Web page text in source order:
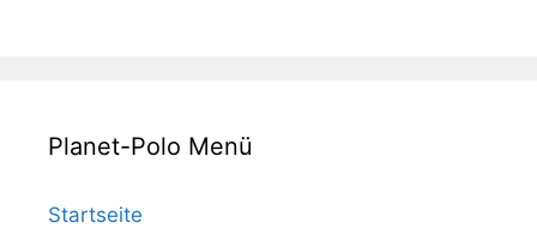
Planet-Polo Menü
Startseite